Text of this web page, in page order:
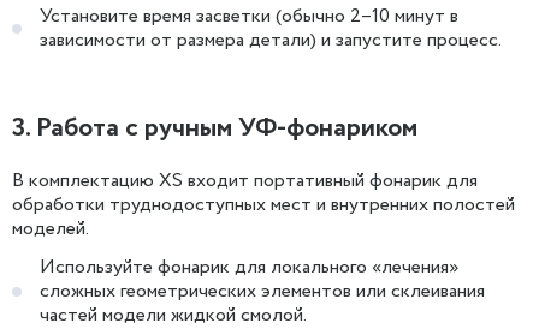
Установите время засветки (обычно 2–10 минут в
зависимости от размера детали) и запустите процесс.
3. Работа с ручным УФ-фонариком
В комплектацию XS входит портативный фонарик для
обработки труднодоступных мест и внутренних полостей
моделей.
Используйте фонарик для локального «лечения»
сложных геометрических элементов или склеивания
частей модели жидкой смолой.